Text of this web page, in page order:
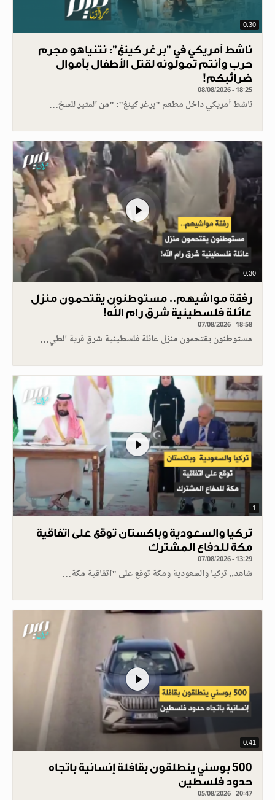
0.30
ناشط أمريكي في "برغر كينغ": نتنياهو مجرم
حرب وأنتم تمولونه لقتل الأطفال بأموال
ضرائبكم!
08/08/2026 - 18:25
ناشط أمريكي داخل مطعم "برغر كينغ": "من المثير للسخ…
0.30
رفقة مواشيهم.. مستوطنون يقتحمون منزل
عائلة فلسطينية شرق رام الله!
07/08/2026 - 18:58
مستوطنون يقتحمون منزل عائلة فلسطينية شرق قرية الطي…
1
تركيا والسعودية وباكستان توقع على اتفاقية
مكة للدفاع المشترك
07/08/2026 - 13:29
شاهد.. تركيا والسعودية ومكة توقع على "اتفاقية مكة…
0.41
500 بوسني ينطلقون بقافلة إنسانية باتجاه
حدود فلسطين
05/08/2026 - 20:47